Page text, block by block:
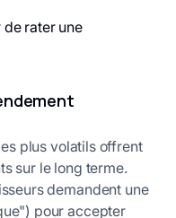
rater une
plus volatils offrent
sur le long terme.
demandent une
pour accepter